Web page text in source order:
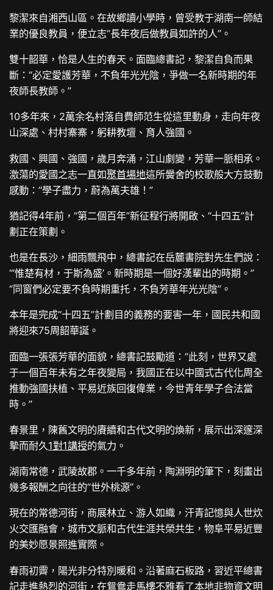
黎潔來自湘西山區。在故鄉讀小學時，曾受教于湖南一師結
業的優良教員，便立志“長年夜后做教員如許的人”。
雙十韶華，恰是人生的春天。面臨總書記，黎潔自負而果
斷：“必定愛護芳華，不負年光光陰，爭做一名新時期的年
夜師長教師。”
10多年來，2萬余名村落自費師范生從這里動身，走向年夜
山深處、村村寨寨，躬耕教壇、育人強國。
救國、興國、強國，歲月奔涌，江山劇變，芳華一脈相承。
激蕩的愛國之志一直如聚首場地這所黌舍的校歌般大方鼓動
感動：“學子盡力，蔚為萬夫雄！”
猶記得4年前，“第二個百年”新征程行將開啟、“十四五”計
劃正在策劃。
也是在長沙，細雨飄飛中，總書記在岳麓書院對先生們說：
“‘惟楚有材，于斯為盛’。新時期是一個好漢輩出的時期。”
“同窗們必定要不負時期重托，不負芳華年光光陰”。
本年是完成“十四五”計劃目的義務的要害一年，國民共和國
將迎來75周韶華誕。
面臨一張張芳華的面貌，總書記鼓勵道：“此刻，世界又處
于一個百年未有之年夜變局，我國正在以中國式古代化周全
推動強國扶植、平易近族回復偉業，今世青年學子合法當
時。”
春景里，陳舊文明的賡續和古代文明的煥新，展示出深邃深
摯而耐久 1對1講授的氣力。
湖南常德，武陵故郡。一千多年前，陶淵明的筆下，刻畫出
幾多報酬之向往的“世外桃源”。
現在的常德河街，商展林立、游人如織，汗青記憶與人世炊
火交匯融會，城市文脈和古代生涯共榮共生，物阜平易近豐
的美妙愿景照進實際。
春雨初霽，陽光非分特別暖和。沿著麻石板路，習近平總書
記走進熱烈的河街，在鴛鴦走馬樓不雅看了本地非物資文明